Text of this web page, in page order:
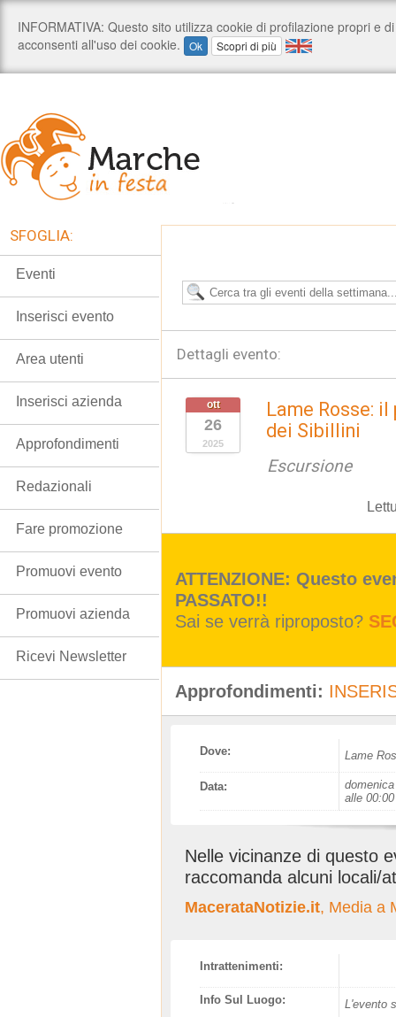
Dettagli evento:
ott
26
2025
Lame Rosse:
dei Sibillini
Escursione
ATTENZIONE: Questo
PASSATO!!
Sai se verrà riproposto?
Approfondimenti:
Dove: Lame
Data:
alle 00:00
Nelle vicinanze di questo
raccomanda alcuni locali/
MacerataNotizie.it, Media a
Intrattenimenti:
Info Sul Luogo: L'evento
SFOGLIA:
Eventi
Inserisci evento
Area utenti
Inserisci azienda
Approfondimenti
Redazionali
Fare promozione
Promuovi evento
Promuovi azienda
Ricevi Newsletter